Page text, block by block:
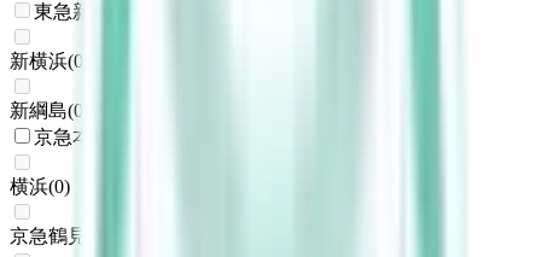
東急新横浜線
新横浜(0
新綱島(0
京急本線
横浜(0)
京急鶴見